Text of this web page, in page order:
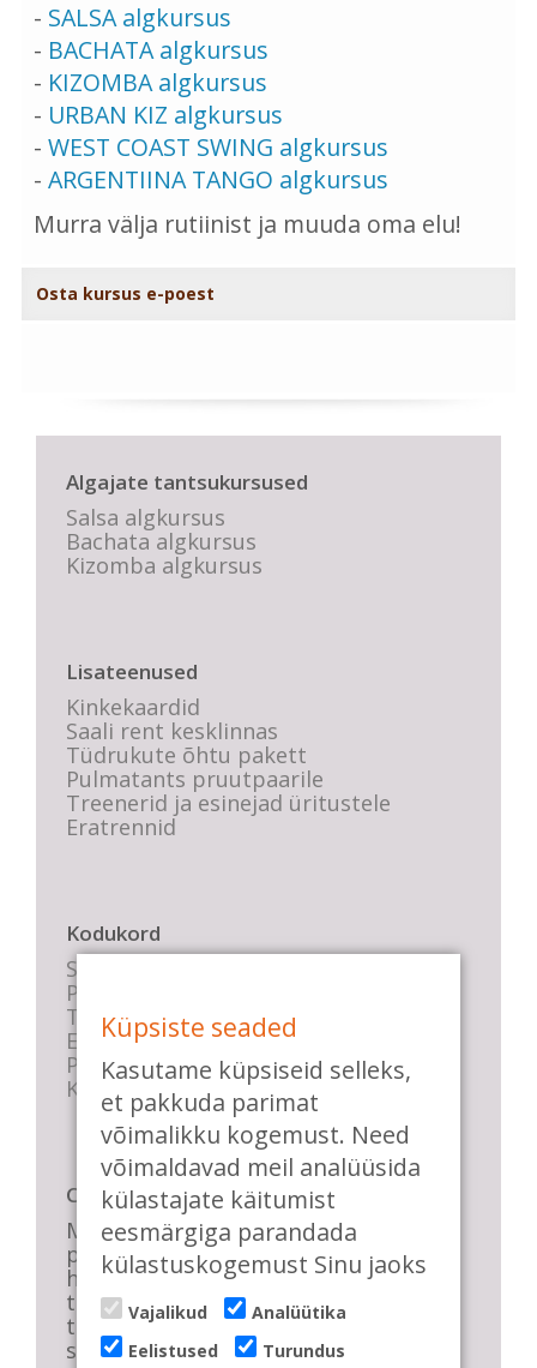
- SALSA algkursus
- BACHATA algkursus
- KIZOMBA algkursus
- URBAN KIZ algkursus
- WEST COAST SWING algkursus
- ARGENTIINA TANGO algkursus
Murra välja rutiinist ja muuda oma elu!
Osta kursus e-poest
Algajate tantsukursused
Salsa algkursus
Bachata algkursus
Kizomba algkursus
Lisateenused
Kinkekaardid
Saali rent kesklinnas
Tüdrukute õhtu pakett
Pulmatants pruutpaarile
Treenerid ja esinejad üritustele
Eratrennid
Kodukord
Stuudio sisekord
Privaatsustingimused
Tasemete kirjeldused
E-poe tingimused
Parkimise info
KKK
Casa de Baile
Me pühendume lõbusale olemisele,
positiivsele seltskonnale ja
huvitavatele ning kasulikele
tantsudele. Kui mõnes meie
talveõhtuses trennis tuled kustutada,
siis vaatab vastu säravate silmade
Küpsiste seaded
Kasutame küpsiseid selleks,
et pakkuda parimat
võimalikku kogemust. Need
võimaldavad meil analüüsida
külastajate käitumist
eesmärgiga parandada
külastuskogemust Sinu jaoks
Vajalikud
Analüütika
Eelistused
Turundus